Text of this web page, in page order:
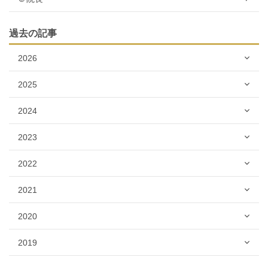
過去の記事
2026
2025
2024
2023
2022
2021
2020
2019